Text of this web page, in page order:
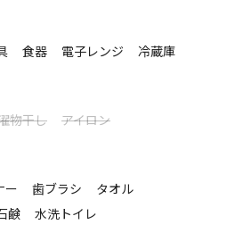
す。
食器 電子レンジ 冷蔵庫
物干し アイロン
ー 歯ブラシ
タオル
鹸 水洗トイレ
では、笑顔が溢れ、会話が弾
。
ルームを含む6つの寝室が、
りのプライバシーと快適さをし
689.1m